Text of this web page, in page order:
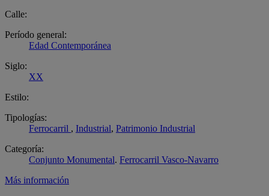
Calle:
Período general:
Edad Contemporánea
Siglo:
XX
Estilo:
Tipologías:
Ferrocarril , Industrial, Patrimonio Industrial
Categoría:
Conjunto Monumental. Ferrocarril Vasco-Navarro
Más información